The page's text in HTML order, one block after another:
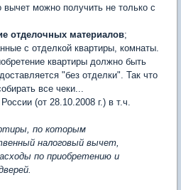
вычет можно получить не только с
отделочных материалов;
с отделкой квартиры, комнаты.
квартиры должно быть
"без отделки". Так что
все чеки...
(от 28.10.2008 г.) в т.ч.
по которым
налоговый вычет,
по приобретению и